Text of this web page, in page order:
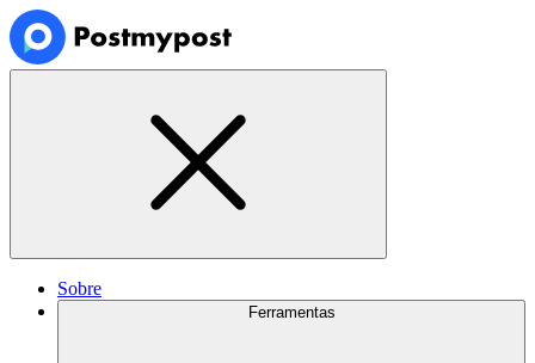
Sobre
Ferramentas